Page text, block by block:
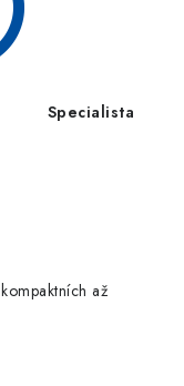
Specialista
až